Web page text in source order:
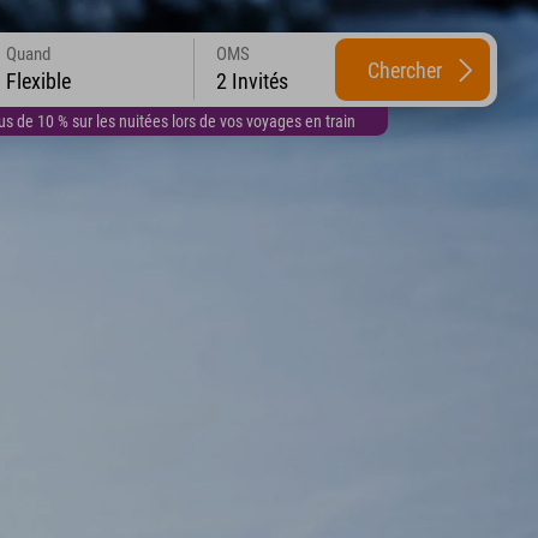
de 10 % sur les nuitées lors de vos voyages en train
Quand
Flexible
OMS
2 Invités Chercher